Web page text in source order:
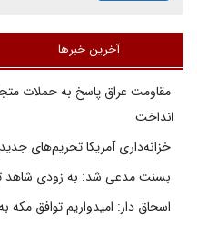
آخرین خبرها
مقاومت عراق پاسخ به حملات
انداخت
خزانه‌داری آمریکا تحریم‌های
بسنت مدعی شد: به زودی شاهد
اسحاق دار: امیدواریم توافق مکه